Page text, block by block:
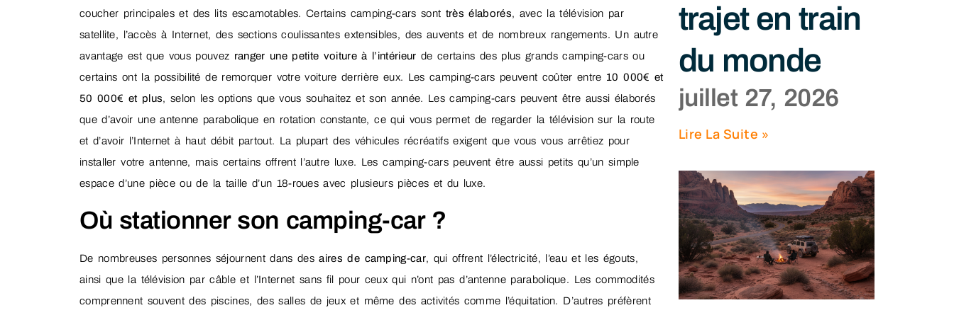
coucher principales et des lits escamotables. Certains camping-cars sont très élaborés, avec la télévision par
satellite, l’accès à Internet, des sections coulissantes extensibles, des auvents et de nombreux rangements. Un autre
avantage est que vous pouvez ranger une petite voiture à l’intérieur de certains des plus grands camping-cars ou
certains ont la possibilité de remorquer votre voiture derrière eux. Les camping-cars peuvent coûter entre 10 000€ et
50 000€ et plus, selon les options que vous souhaitez et son année. Les camping-cars peuvent être aussi élaborés
que d’avoir une antenne parabolique en rotation constante, ce qui vous permet de regarder la télévision sur la route
et d’avoir l’Internet à haut débit partout. La plupart des véhicules récréatifs exigent que vous vous arrêtiez pour
installer votre antenne, mais certains offrent l’autre luxe. Les camping-cars peuvent être aussi petits qu’un simple
espace d’une pièce ou de la taille d’un 18-roues avec plusieurs pièces et du luxe.
Où stationner son camping-car ?
De nombreuses personnes séjournent dans desaires de camping-car, qui offrent l’électricité, l’eau et les égouts,
ainsi que la télévision par câble et l’Internet sans fil pour ceux qui n’ont pas d’antenne parabolique. Les commodités
comprennent souvent des piscines, des salles de jeux et même des activités comme l’équitation. D’autres préfèrent
trajet en train
du monde
juillet 27, 2026
Lire La Suite »